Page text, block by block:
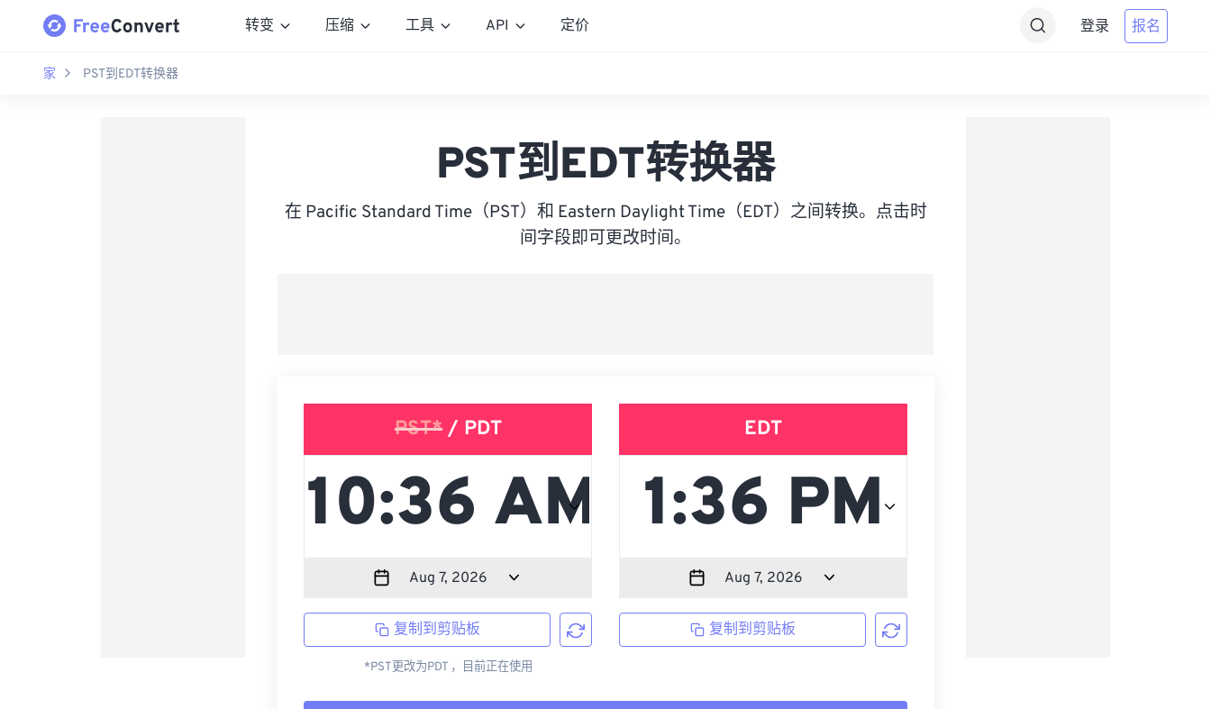
转变 压缩 工具 API 定价 登录 报名
家 PST到EDT转换器
PST到EDT转换器
在 Pacific Standard Time（PST）和 Eastern Daylight Time（EDT）之间转换。点击时
间字段即可更改时间。
PST*/ PDT
复制到剪贴板
*PST更改为PDT ，目前正在使用
EDT
复制到剪贴板